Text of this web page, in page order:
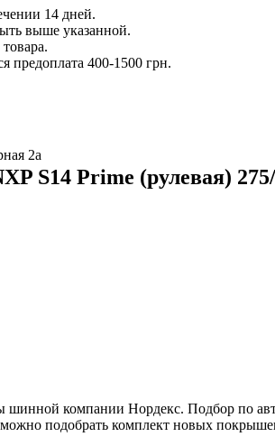
14 дней.
выше указанной.
предоплата 400-1500 грн.
2а
S14 Prime (рулевая)
компании Нордекс. Подбор по
подобрать комплект новых